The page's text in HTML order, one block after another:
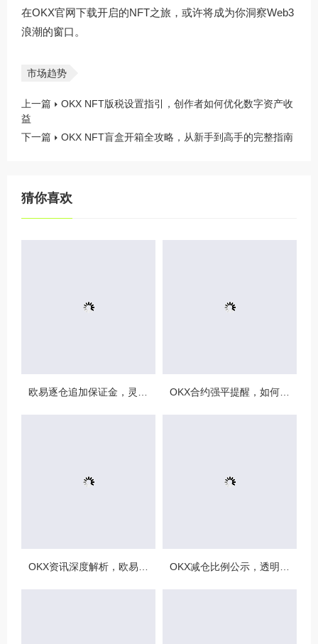
在OKX官网下载开启的NFT之旅，或许将成为你洞察Web3
浪潮的窗口。
市场趋势
上一篇
OKX NFT版税设置指引，创作者如何优化数字资产收
益
下一篇
OKX NFT盲盒开箱全攻略，从新手到高手的完整指南
猜你喜欢